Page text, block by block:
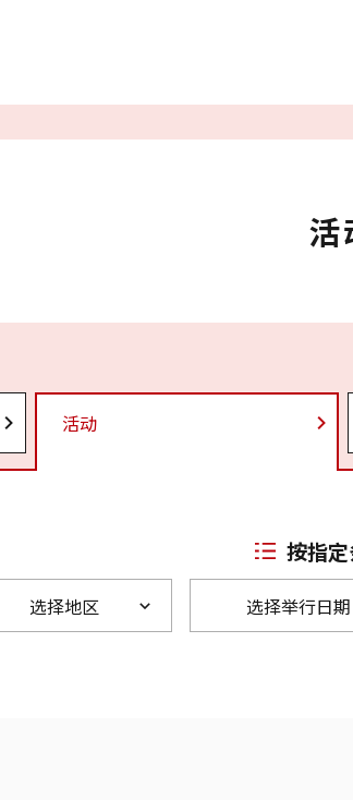
活
活动
按指
选择地区 选择举行日期